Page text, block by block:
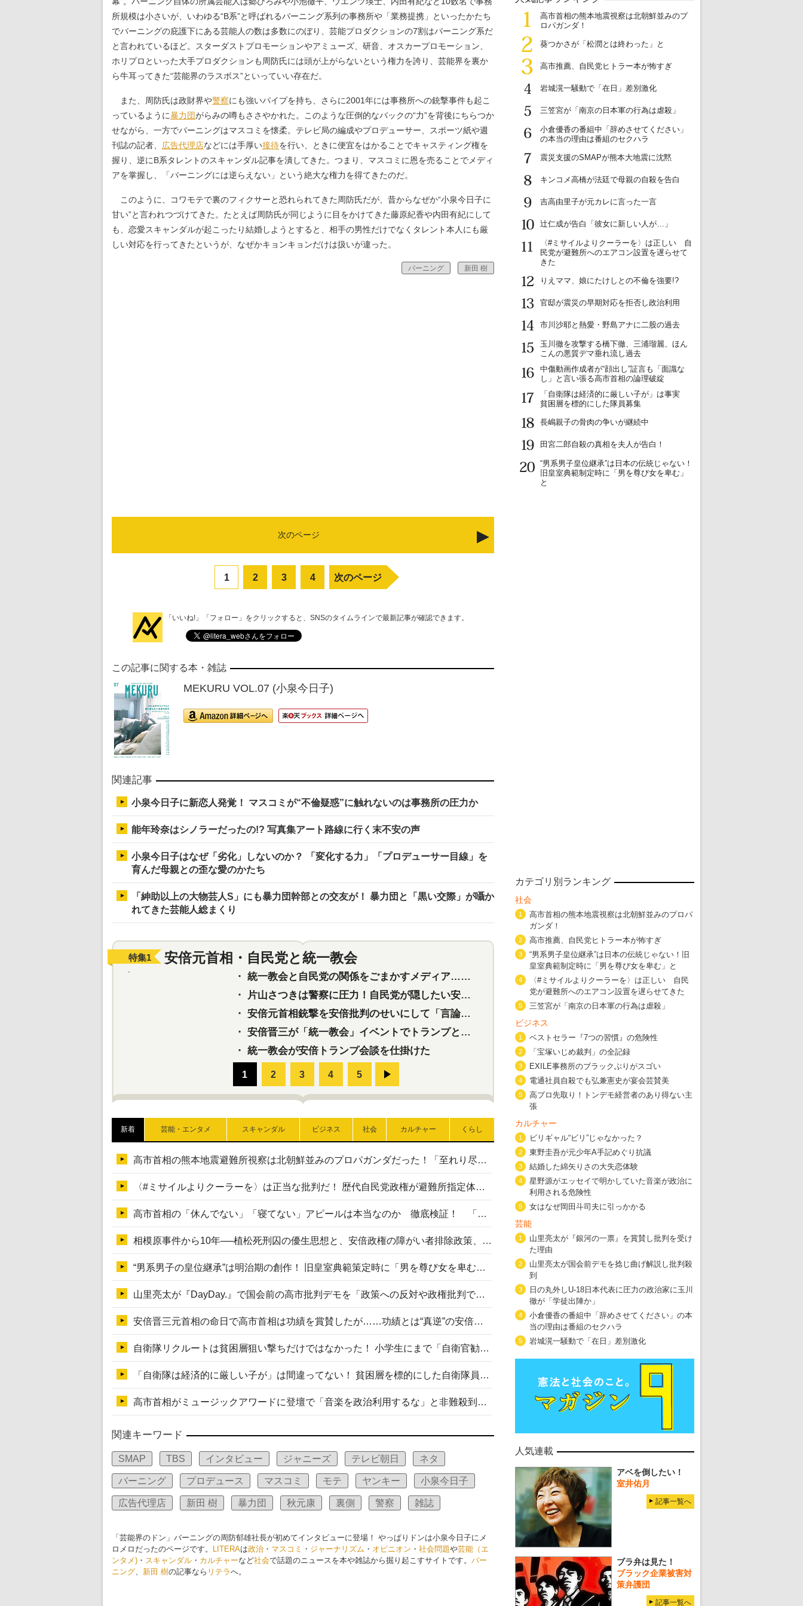
所規模は小さいが、いわゆる“B系”と呼ばれるバーニング系列の事務所や「業務提携」といったかたち
でバーニングの庇護下にある芸能人の数は多数にのぼり、芸能プロダクションの7割はバーニング系だ
と言われているほど。スターダストプロモーションやアミューズ、研音、オスカープロモーション、
ホリプロといった大手プロダクションも周防氏には頭が上がらないという権力を誇り、芸能界を裏か
ら牛耳ってきた“芸能界のラスボス”といっていい存在だ。
また、周防氏は政財界や警察にも強いパイプを持ち、さらに2001年には事務所への銃撃事件も起こ
っているように暴力団がらみの噂もささやかれた。このような圧倒的なバックの“力”を背後にちらつか
せながら、一方でバーニングはマスコミを懐柔。テレビ局の編成やプロデューサー、スポーツ紙や週
刊誌の記者、 広告代理店などには手厚い接待を行い、ときに便宜をはかることでキャスティング権を
握り、逆にB系タレントのスキャンダル記事を潰してきた。つまり、マスコミに恩を売ることでメディ
アを掌握し、「バーニングには逆らえない」という絶大な権力を得てきたのだ。
このように、コワモテで裏のフィクサーと恐れられてきた周防氏だが、昔からなぜか“小泉今日子に
甘い”と言われつづけてきた。たとえば周防氏が同じように目をかけてきた藤原紀香や内田有紀にして
も、恋愛スキャンダルが起こったり結婚しようとすると、相手の男性だけでなくタレント本人にも厳
しい対応を行ってきたというが、なぜかキョンキョンだけは扱いが違った。
バーニング 新田 樹
次のページ
1 2 3 4 次のページ
「いいね!」「フォロー」をクリックすると、SNSのタイムラインで最新記事が確認できます。
この記事に関する本・雑誌
MEKURU VOL.07 (小泉今日子)
関連記事
小泉今日子に新恋人発覚！ マスコミが“不倫疑惑”に触れないのは事務所の圧力か
能年玲奈はシノラーだったの!? 写真集アート路線に行く末不安の声
小泉今日子はなぜ「劣化」しないのか？ 「変化する力」「プロデューサー目線」を
育んだ母親との歪な愛のかたち
「紳助以上の大物芸人S」にも暴力団幹部との交友が！ 暴力団と「黒い交際」が囁か
れてきた芸能人総まくり
特集1 安倍元首相・自民党と統一教会
・ 統一教会と自民党の関係をごまかすメディア…民放は有田芳生に発言自粛を要求
・
片山さつきは警察に圧力！自民党が隠したい安倍元首相と統一教会の深い関係
・ 安倍元首相銃撃を安倍批判のせいにして「言論封殺」に利用する自民党応援団
・ 安倍晋三が「統一教会」イベントでトランプと演説！同性婚や夫婦別姓を攻撃
・ 統一教会が安倍トランプ会談を仕掛けた
特集2 東京五輪強行開催特別企画 大ウソだら
・ 五輪入場行進にすぎやまこういちの曲、杉田水脈の
・ 大ウソだらけの東京五輪！ 安倍・菅・森はどんな嘘を
・
五輪関係者が入国当日、築地を散歩！
・ 五輪でIOCラウンジ以外にVIPルーム、広告代理店は物品購入
新着 芸能・エンタメ スキャンダル ビジネス 社会 カルチャー くらし
高市首相の熊本地震避難所視察は北朝鮮並みのプロパガンダだった！「至れり尽くせり」の選ばれた避難所の一方で実態は…
〈#ミサイルよりクーラーを〉は正当な批判だ！ 歴代自民党政権が避難所指定体育館へのエアコン設置を遅らせてきた客観的事実
高市首相の「休んでない」「寝てない」アピールは本当なのか 徹底検証！ 「資料読み込み」「アイロンがけ」も矛盾だらけ…
相模原事件から10年──植松死刑囚の優生思想と、安倍政権の障がい者排除政策、右派勢力の差別主義との関係を改めて問う
“男系男子の皇位継承”は明治期の創作！ 旧皇室典範策定時に「男を尊び女を卑むの慣習、人民の脳髄」とトンデモ論で女性天皇を否定
山里亮太が『DayDay.』で国会前の高市批判デモを「政策への反対や政権批判でない」と捻じ曲げ解説 デモ参加者から批判殺到
安倍晋三元首相の命日で高市首相は功績を賞賛したが……功績とは“真逆”の安倍元首相のトンデモ発言を振り返る
自衛隊リクルートは貧困層狙い撃ちだけではなかった！ 小学生にまで「自衛官勧誘」目的のパンフレット作成
「自衛隊は経済的に厳しい子が」は間違ってない！ 貧困層を標的にした自衛隊員募集、やす子、山上被告も…日本でも進む“経済的徴兵制”
高市首相がミュージックアワードに登壇で「音楽を政治利用するな」と非難殺到！ MAJの国策的本質を批判する声も
関連キーワード
SMAP TBS インタビュー ジャニーズ テレビ朝日 ネタ
バーニング プロデュース マスコミ モテ ヤンキー 小泉今日子
広告代理店 新田 樹 暴力団 秋元康 裏側 警察 雑誌
「芸能界のドン」バーニングの周防郁雄社長が初めてインタビューに登場！ やっぱりドンは小泉今日子にメ
ロメロだったのページです。
LITERAは政治 ・ マスコミ ・ ジャーナリズム ・ オピニオン ・ 社会問題や芸能（エ
ンタメ) ・ スキャンダル ・ カルチャーなど社会で話題のニュースを本や雑誌から掘り起こすサイトです。 バー
ニング、 新田 樹の記事なら リテラへ。
1
高市首相の熊本地震視察は北朝鮮並みのプ
ロパガンダ！
2
葵つかさが「松潤とは終わった」と
3
高市推薦、自民党ヒトラー本が怖すぎ
4
岩城滉一騒動で「在日」差別激化
5
三笠宮が「南京の日本軍の行為は虐殺」
6
小倉優香の番組中「辞めさせてください」
の本当の理由は番組のセクハラ
7
震災支援のSMAPが熊本大地震に沈黙
8
キンコメ高橋が法廷で母親の自殺を告白
9
吉高由里子が元カレに言った一言
10
辻仁成が告白「彼女に新しい人が…」
11
〈#ミサイルよりクーラーを〉は正しい 自
民党が避難所へのエアコン設置を遅らせて
きた
12
りえママ、娘にたけしとの不倫を強要!?
13
官邸が震災の早期対応を拒否し政治利用
14
市川沙耶と熱愛・野島アナに二股の過去
15
玉川徹を攻撃する橋下徹、三浦瑠麗、ほん
こんの悪質デマ垂れ流し過去
16
中傷動画作成者が“顔出し”証言も「面識な
し」と言い張る高市首相の論理破綻
17
「自衛隊は経済的に厳しい子が」は事実
貧困層を標的にした隊員募集
18
長嶋親子の骨肉の争いが継続中
19
田宮二郎自殺の真相を夫人が告白！
20
“男系男子皇位継承”は日本の伝統じゃない！
旧皇室典範制定時に「男を尊び女を卑む」
と
カテゴリ別ランキング
社会
1
高市首相の熊本地震視察は北朝鮮並みのプロパ
ガンダ！
2 高市推薦、自民党ヒトラー本が怖すぎ
3
“男系男子皇位継承”は日本の伝統じゃない！旧
皇室典範制定時に「男を尊び女を卑む」と
4
〈#ミサイルよりクーラーを〉は正しい 自民
党が避難所へのエアコン設置を遅らせてきた
5 三笠宮が「南京の日本軍の行為は虐殺」
ビジネス
1 ベストセラー『7つの習慣』の危険性
2 「宝塚いじめ裁判」の全記録
3 EXILE事務所のブラックぶりがスゴい
4 電通社員自殺でも弘兼憲史が宴会芸賛美
5
高プロ先取り！トンデモ経営者のあり得ない主
張
カルチャー
1 ビリギャル“ビリ”じゃなかった？
2 東野圭吾が元少年A手記めぐり抗議
3 結婚した綿矢りさの大失恋体験
4
星野源がエッセイで明かしていた音楽が政治に
利用される危険性
5 女はなぜ岡田斗司夫に引っかかる
芸能
1
山里亮太が『銀河の一票』を賞賛し批判を受け
た理由
2
山里亮太が国会前デモを捻じ曲げ解説し批判殺
到
3
日の丸外しU-18日本代表に圧力の政治家に玉川
徹が「学徒出陣か」
4
小倉優香の番組中「辞めさせてください」の本
当の理由は番組のセクハラ
5 岩城滉一騒動で「在日」差別激化
人気連載
アベを倒したい！
室井佑月
記事一覧へ
ブラ弁は見た！
ブラック企業被害対
策弁護団
記事一覧へ